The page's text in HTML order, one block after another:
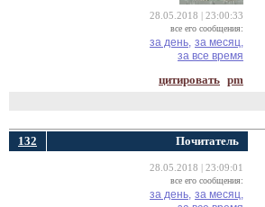
28.05.2018 | 23:00:33
все его сообщения:
за день, за месяц,
за все время
цитировать pm
132 Почитатель
28.05.2018 | 23:09:01
все его сообщения:
за день, за месяц,